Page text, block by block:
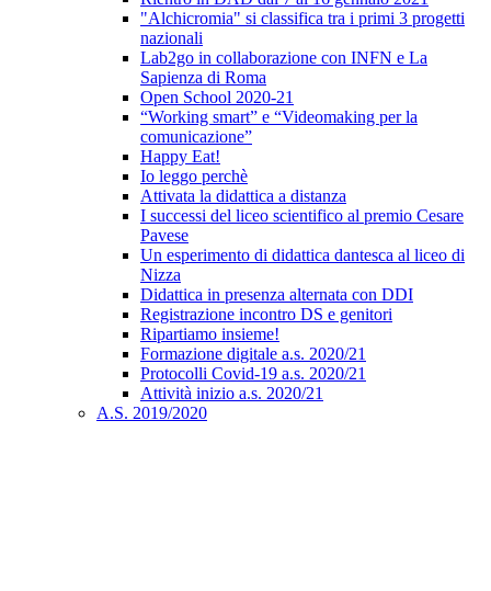
"Alchicromia" si classifica tra i primi 3 progetti
nazionali
Lab2go in collaborazione con INFN e La
Sapienza di Roma
Open School 2020-21
“Working smart” e “Videomaking per la
comunicazione”
Happy Eat!
Io leggo perchè
Attivata la didattica a distanza
I successi del liceo scientifico al premio Cesare
Pavese
Un esperimento di didattica dantesca al liceo di
Nizza
Didattica in presenza alternata con DDI
Registrazione incontro DS e genitori
Ripartiamo insieme!
Formazione digitale a.s. 2020/21
Protocolli Covid-19 a.s. 2020/21
Attività inizio a.s. 2020/21
A.S. 2019/2020